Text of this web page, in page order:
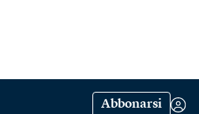
Abbonarsi